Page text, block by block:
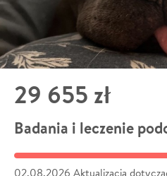
29 655 zł
Badania i leczenie
02.08.2026 Aktualizacja